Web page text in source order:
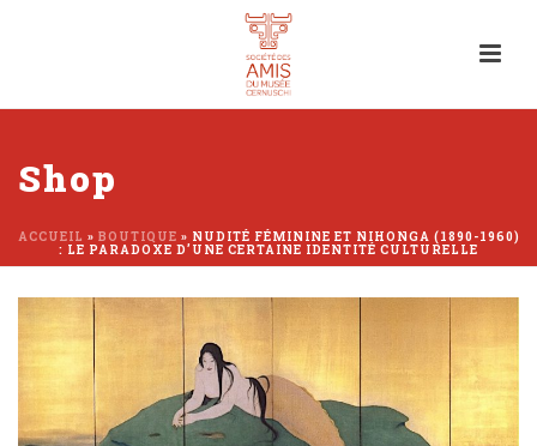
Shop
ACCUEIL » BOUTIQUE » NUDITÉ FÉMININE ET NIHONGA (1890-1960)
: LE PARADOXE D’UNE CERTAINE IDENTITÉ CULTURELLE